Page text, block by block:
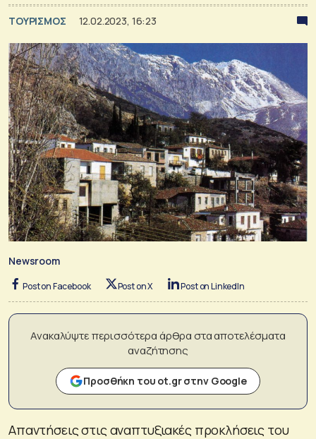
ΤΟΥΡΙΣΜΟΣ 12.02.2023, 16:23
Newsroom
Post on Facebook Post on X Post on LinkedIn
Ανακαλύψτε περισσότερα άρθρα στα αποτελέσματα
αναζήτησης
Προσθήκη του ot.gr στην Google
Απαντήσεις στις αναπτυξιακές προκλήσεις του